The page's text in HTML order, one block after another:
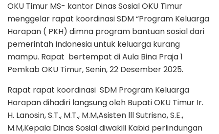
OKU Timur MS- kantor Dinas Sosial OKU Timur
menggelar rapat koordinasi SDM “Program Keluarga
Harapan ( PKH) dimna program bantuan sosial dari
pemerintah Indonesia untuk keluarga kurang
mampu. Rapat bertempat di Aula Bina Praja 1
Pemkab OKU Timur, Senin, 22 Desember 2025.
Rapat rapat koordinasi SDM Program Keluarga
Harapan dihadiri langsung oleh Bupati OKU Timur Ir.
H. Lanosin, S.T., M.T., M.M,Asisten lll Sutrisno, S.E.,
M.M,Kepala Dinas Sosial diwakili Kabid perlindungan